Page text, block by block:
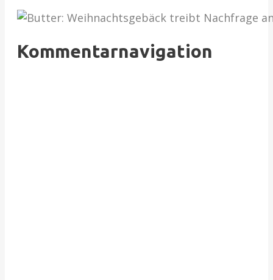
Kommentarnavigation